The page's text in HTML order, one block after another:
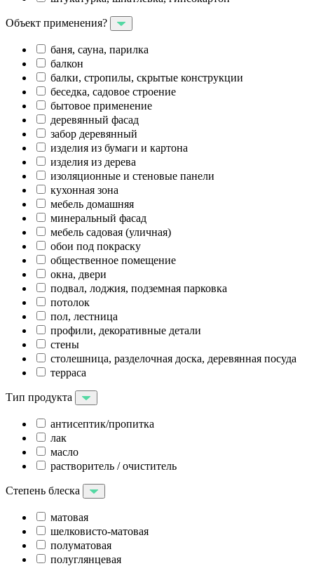
Объект применения?
баня, сауна, парилка
балкон
балки, стропилы, скрытые конструкции
беседка, садовое строение
бытовое применение
деревянный фасад
забор деревянный
изделия из бумаги и картона
изделия из дерева
изоляционные и стеновые панели
кухонная зона
мебель домашняя
минеральный фасад
мебель садовая (уличная)
обои под покраску
общественное помещение
окна, двери
подвал, лоджия, подземная парковка
потолок
пол, лестница
профили, декоративные детали
стены
столешница, разделочная доска, деревянная посуда
терраса
Тип продукта
антисептик/пропитка
лак
масло
растворитель / очиститель
Степень блеска
матовая
шелковисто-матовая
полуматовая
полуглянцевая